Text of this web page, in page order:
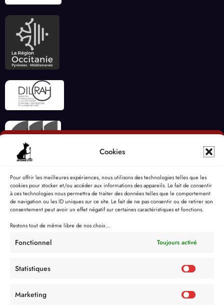
Cookies
Pour offrir les meilleures expériences, nous utilisons des technologies telles que les
cookies pour stocker et/ou accéder aux informations des appareils. Le fait de consentir
à ces technologies nous permettra de traiter des données telles que le comportement
de navigation ou les ID uniques sur ce site. Le fait de ne pas consentir ou de retirer son
consentement peut avoir un effet négatif sur certaines caractéristiques et fonctions.
Restons tout de même libre de nos choix...
Fonctionnel Toujours activé
Statistiques
Marketing